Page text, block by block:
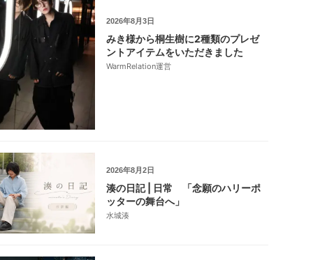
・
2026年8月3日
みき様から桐生樹に2種類のプレゼ
ントアイテムをいただきました
WarmRelation運営
2026年8月2日
湊の日記 | 日常 「念願のハリーポ
ッターの舞台へ」
水城湊